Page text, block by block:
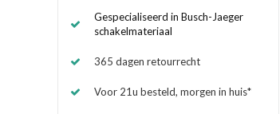
Gespecialiseerd in Busch-Jaeger
schakelmateriaal
365 dagen retourrecht
Voor 21u besteld, morgen in huis*